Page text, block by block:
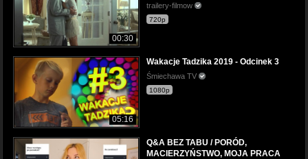
00:30
trailery-filmow
720p
05:16
Wakacje Tadzika 2019 - Odcinek 3
Śmiechawa TV
1080p
Q&A BEZ TABU / PORÓD,
MACIERZYŃSTWO, MOJA PRACA